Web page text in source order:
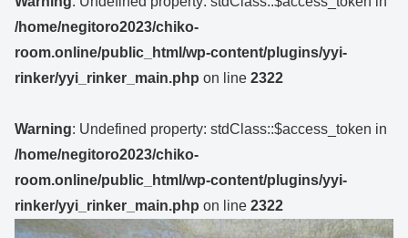
/home/negitoro2023/chiko-
room.online/public_html/wp-content/plugins/yyi-
rinker/yyi_rinker_main.php on line 2322
Warning: Undefined property: stdClass::$access_token in
/home/negitoro2023/chiko-
room.online/public_html/wp-content/plugins/yyi-
rinker/yyi_rinker_main.php on line 2322